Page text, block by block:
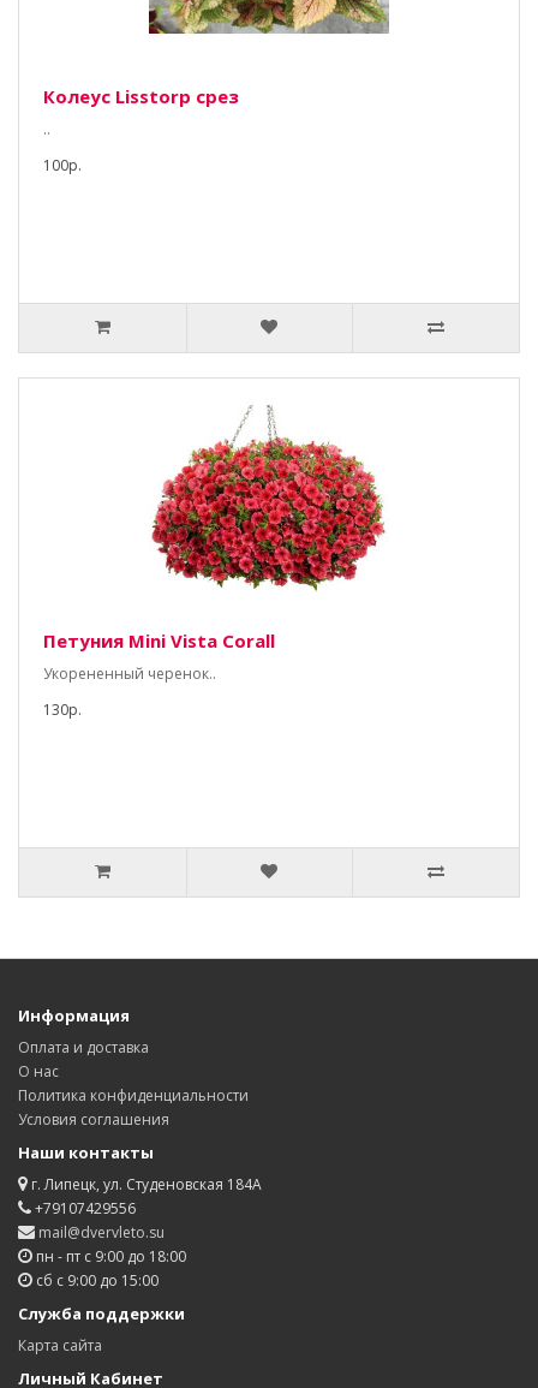
Колеус Lisstorp срез
..
100р.
Петуния Mini Vista Corall
Укорененный черенок..
130р.
Информация
Оплата и доставка
О нас
Политика конфиденциальности
Условия соглашения
Наши контакты
г. Липецк, ул. Студеновская 184А
+79107429556
mail@dvervleto.su
пн - пт с 9:00 до 18:00
сб с 9:00 до 15:00
Служба поддержки
Карта сайта
Личный Кабинет